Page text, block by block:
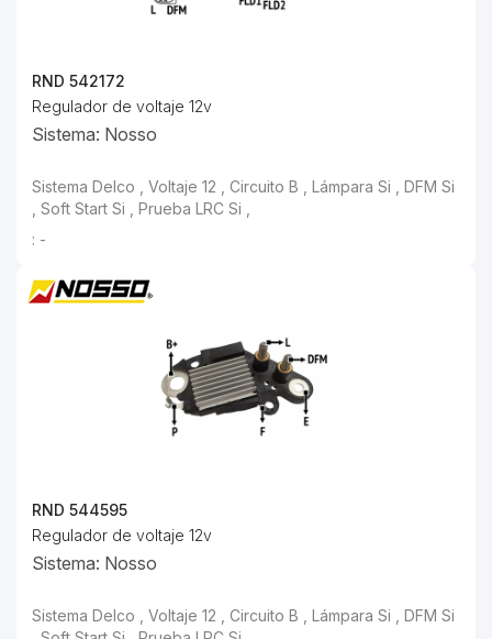
RND 542172
Regulador de voltaje 12v
Sistema: Nosso
: -
RND 544595
Regulador de voltaje 12v
Sistema: Nosso